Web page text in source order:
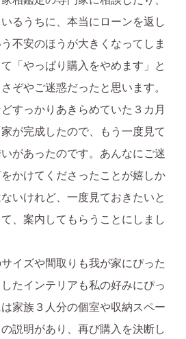
るうちに、本当にローンを返し
不安のほうが大きくなってしま
「やっぱり購入をやめます」と
ぞやご迷惑だったと思います。
すっかりあきらめていた３カ月
が完成したので、もう一度見て
があったのです。あんなにご迷
かけてくださったことが嬉しか
いけれど、一度見ておきたいと
、案内してもらうことにしまし
イズや間取りも我が家にぴった
たインテリアも私の好みにぴっ
家族３人分の個室や収納スペー
説明があり、再び購入を決断し